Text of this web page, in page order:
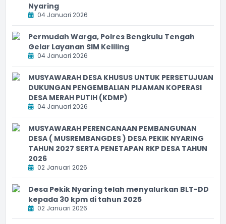
Nyaring
04 Januari 2026
Permudah Warga, Polres Bengkulu Tengah
Gelar Layanan SIM Keliling
04 Januari 2026
MUSYAWARAH DESA KHUSUS UNTUK PERSETUJUAN
DUKUNGAN PENGEMBALIAN PIJAMAN KOPERASI
DESA MERAH PUTIH (KDMP)
04 Januari 2026
MUSYAWARAH PERENCANAAN PEMBANGUNAN
DESA ( MUSREMBANGDES ) DESA PEKIK NYARING
TAHUN 2027 SERTA PENETAPAN RKP DESA TAHUN
2026
02 Januari 2026
Desa Pekik Nyaring telah menyalurkan BLT-DD
kepada 30 kpm di tahun 2025
02 Januari 2026